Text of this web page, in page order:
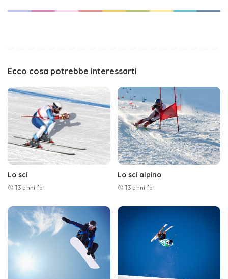
Ecco cosa potrebbe interessarti
Lo sci
13 anni fa
Lo sci alpino
13 anni fa